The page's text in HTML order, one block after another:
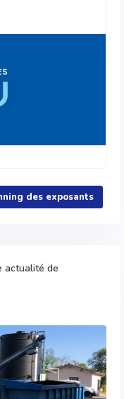
des exposants
actualité de